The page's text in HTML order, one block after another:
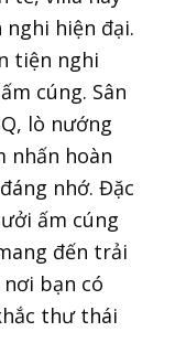
hiện đại.
tiện nghi
cúng. Sân
lò nướng
nhấn hoàn
nhớ. Đặc
ấm cúng
đến trải
bạn có
thư thái